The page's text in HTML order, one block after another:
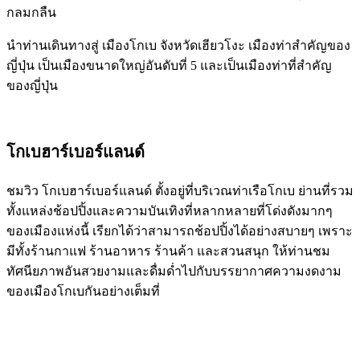
กลมกลืน
นำท่านเดินทางสู่ เมืองโกเบ จังหวัดเฮียวโงะ เมืองท่าสำคัญของ
ญี่ปุ่น เป็นเมืองขนาดใหญ่อันดับที่ 5 และเป็นเมืองท่าที่สำคัญ
ของญี่ปุ่น
โกเบฮาร์เบอร์แลนด์
ชมวิว โกเบฮาร์เบอร์แลนด์ ตั้งอยู่ที่บริเวณท่าเรือโกเบ ย่านที่รวม
ทั้งแหล่งช้อปปิ้งและความบันเทิงที่หลากหลายที่โด่งดังมากๆ
ของเมืองแห่งนี้ เรียกได้ว่าสามารถช้อปปิ้งได้อย่างสบายๆ เพราะ
มีทั้งร้านกาแฟ ร้านอาหาร ร้านค้า และสวนสนุก ให้ท่านชม
ทัศนียภาพอันสวยงามและดื่มด่ำไปกับบรรยากาศความงดงาม
ของเมืองโกเบกันอย่างเต็มที่